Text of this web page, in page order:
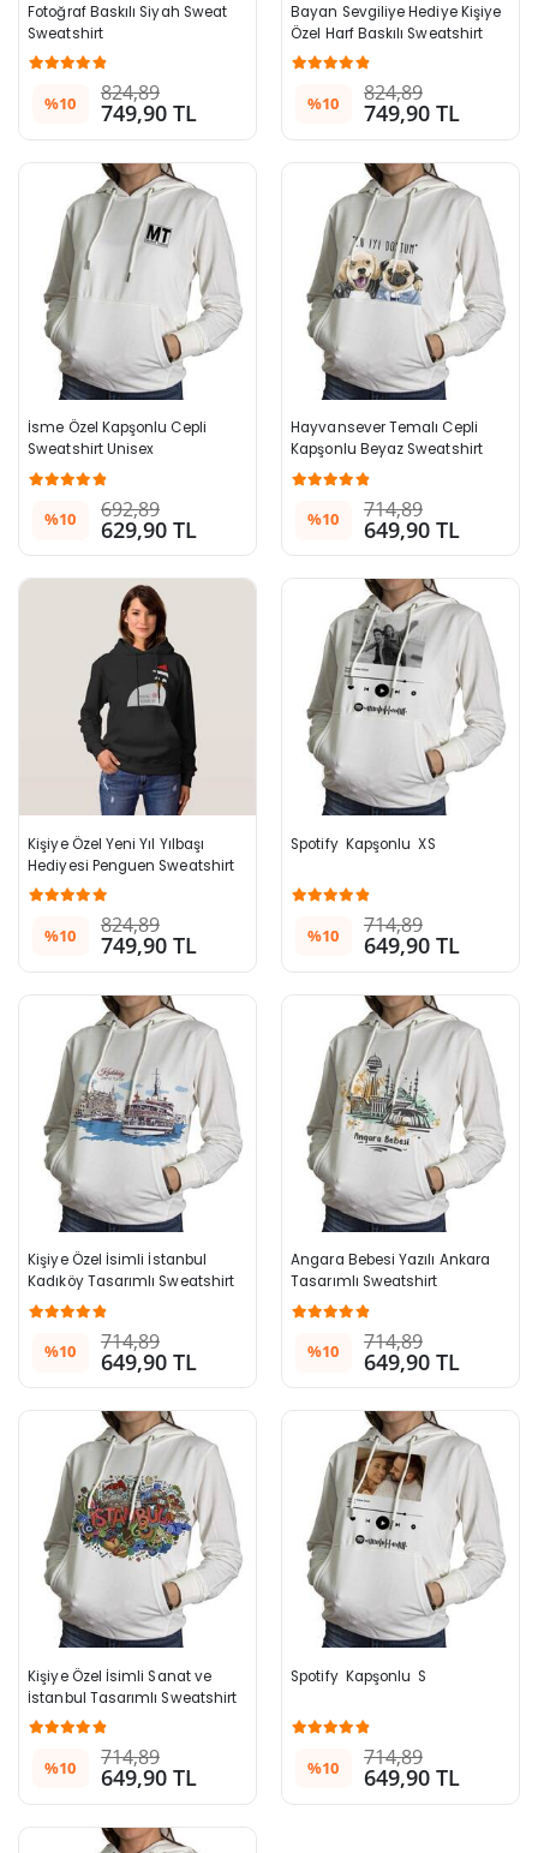
Fotoğraf Baskılı Siyah Sweat
Sweatshirt
%10 824,89
749,90 TL
Bayan Sevgiliye Hediye Kişiye
Özel Harf Baskılı Sweatshirt
%10 824,89
749,90 TL
İsme Özel Kapşonlu Cepli
Sweatshirt Unisex
%10 692,89
629,90 TL
Hayvansever Temalı Cepli
Kapşonlu Beyaz Sweatshirt
%10 714,89
649,90 TL
Kişiye Özel Yeni Yıl Yılbaşı
Hediyesi Penguen Sweatshirt
%10 824,89
749,90 TL
Spotify  Kapşonlu  XS
%10 714,89
649,90 TL
Kişiye Özel İsimli İstanbul
Kadıköy Tasarımlı Sweatshirt
%10 714,89
649,90 TL
Angara Bebesi Yazılı Ankara
Tasarımlı Sweatshirt
%10 714,89
649,90 TL
Kişiye Özel İsimli Sanat ve
İstanbul Tasarımlı Sweatshirt
%10 714,89
649,90 TL
Spotify  Kapşonlu  S
%10 714,89
649,90 TL